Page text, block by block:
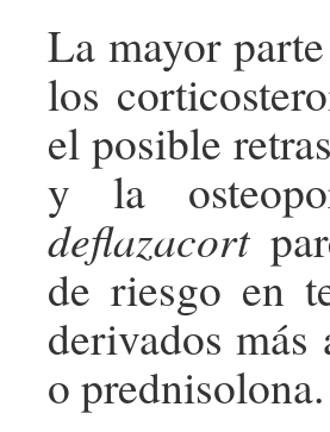
La mayor
los
el posible
y la
deflazacort
de riesgo en
derivados más
o prednisolona.